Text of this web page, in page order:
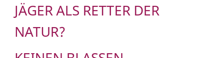
JÄGER ALS RETTER DER
NATUR?